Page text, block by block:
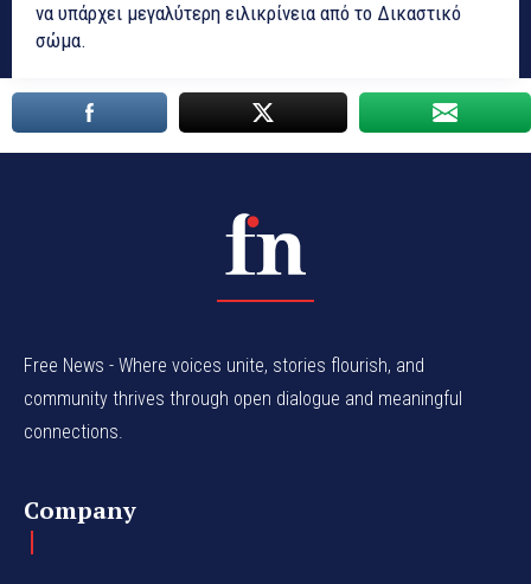
να υπάρχει μεγαλύτερη ειλικρίνεια από το Δικαστικό
σώμα.
Free News - Where voices unite, stories flourish, and
community thrives through open dialogue and meaningful
connections.
Company